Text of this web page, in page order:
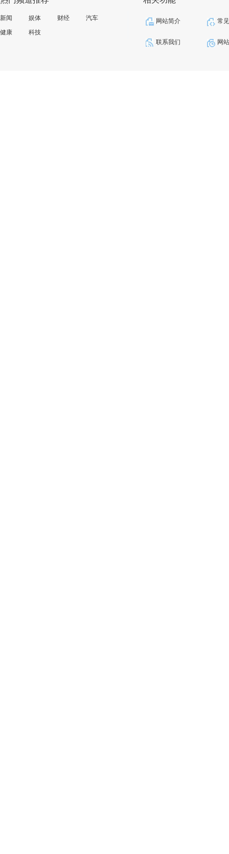
新闻 娱体 财经
汽车
健康
科技
网站简介 常
联系我们 网